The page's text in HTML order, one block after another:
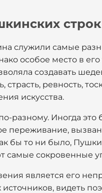
строк
служили самые
особое место в
создавать
ревность,
искусства.
разному. Иногда это
переживание,
бы то ни было,
самые сокровенные
является его
видеть